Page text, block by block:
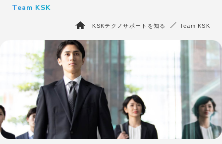
KSKテクノサポートを知る
エピソード
採用情報
会社情報
お問い合わせ
よくある質問
Team KSK
KSKテクノサポートを知る Team KSK